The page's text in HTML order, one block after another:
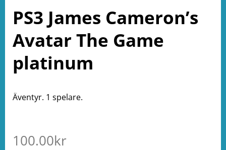
PS3 James Cameron’s
Avatar The Game
platinum
Äventyr. 1 spelare.
100.00kr